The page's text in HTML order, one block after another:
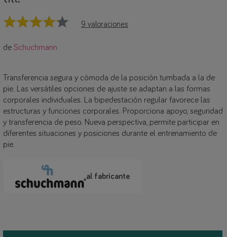
9 valoraciones
de Schuchmann
Transferencia segura y cómoda de la posición tumbada a la de
pie. Las versátiles opciones de ajuste se adaptan a las formas
corporales individuales. La bipedestación regular favorece las
estructuras y funciones corporales. Proporciona apoyo, seguridad
y transferencia de peso. Nueva perspectiva, permite participar en
diferentes situaciones y posiciones durante el entrenamiento de
pie.
al fabricante